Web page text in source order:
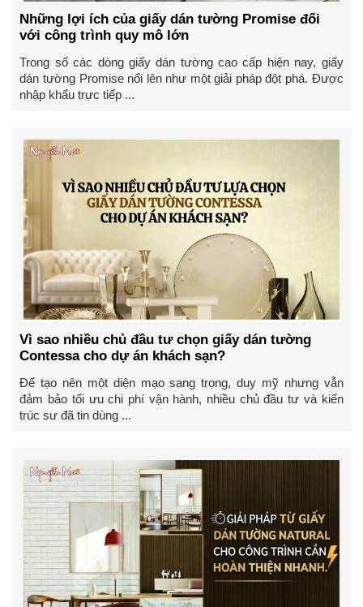
Những lợi ích của giấy dán tường Promise đối
với công trình quy mô lớn
Trong số các dòng giấy dán tường cao cấp hiện nay, giấy
dán tường Promise nổi lên như một giải pháp đột phá. Được
nhập khẩu trực tiếp ...
Vì sao nhiều chủ đầu tư chọn giấy dán tường
Contessa cho dự án khách sạn?
Để tạo nên một diện mạo sang trọng, duy mỹ nhưng vẫn
đảm bảo tối ưu chi phí vận hành, nhiều chủ đầu tư và kiến
trúc sư đã tin dùng ...